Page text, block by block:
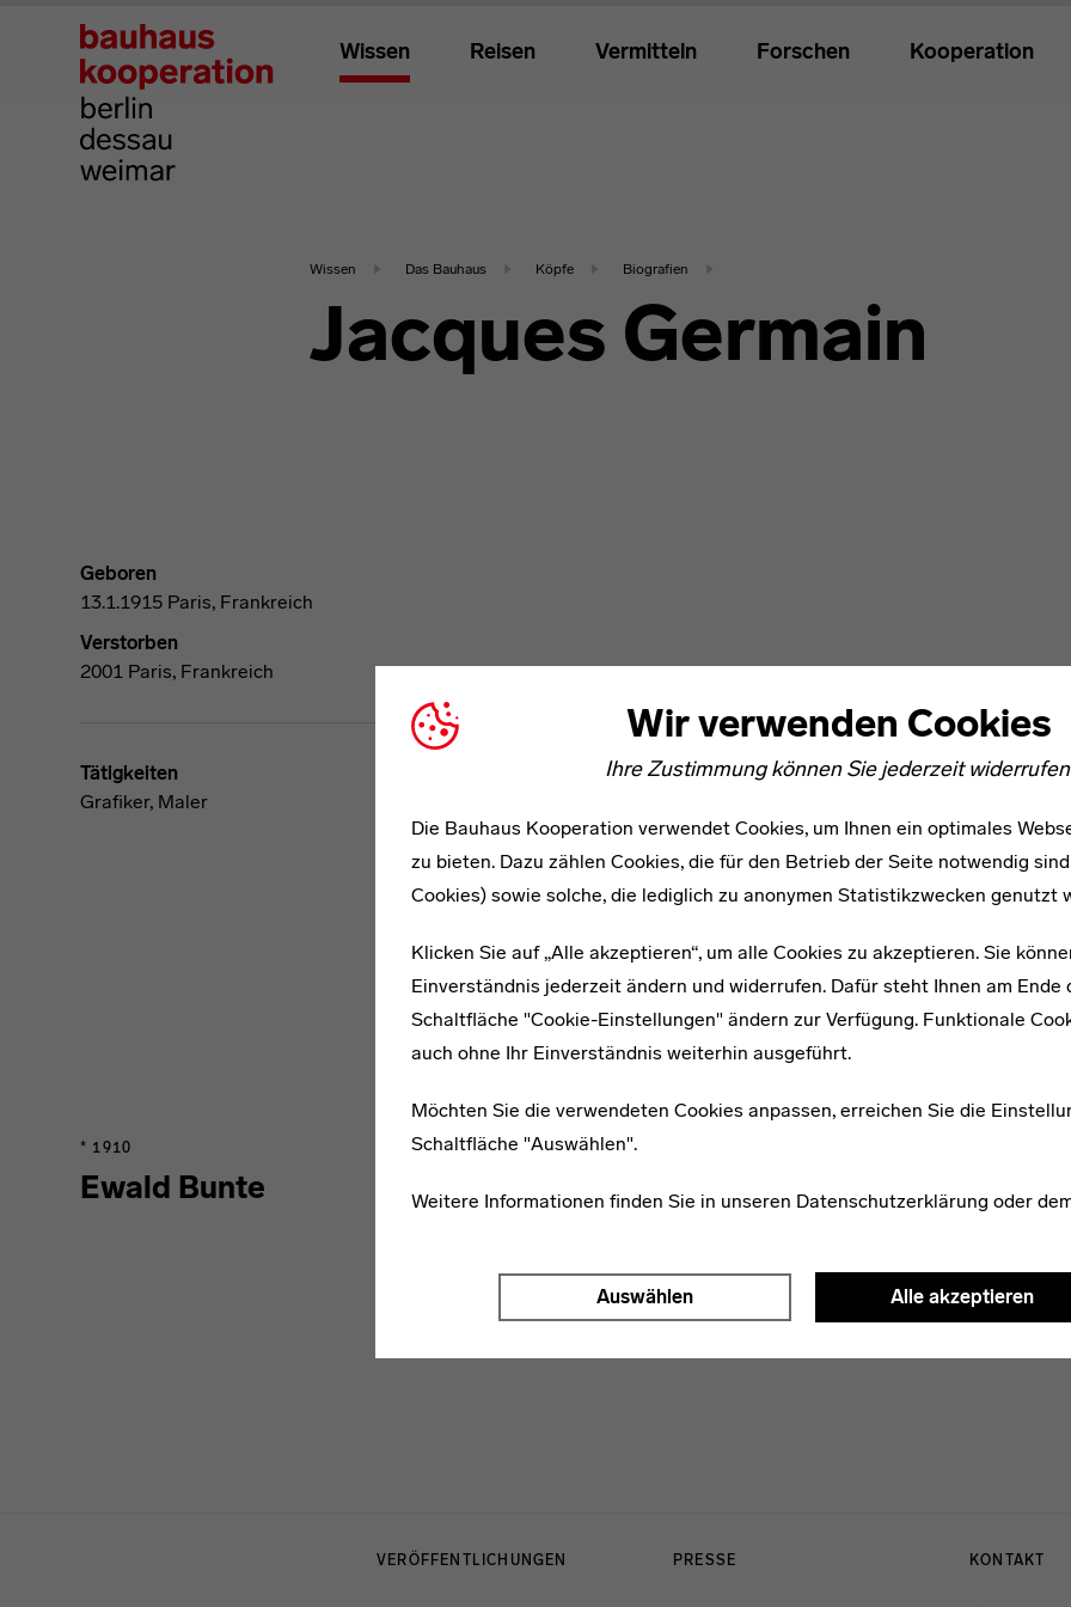
Wir verwenden Cookies
Ihre Zustimmung können Sie jederzeit
Die Bauhaus Kooperation verwendet Cookies, um Ihnen ein optimales
zu bieten. Dazu zählen Cookies, die für den Betrieb der Seite notwendig
Cookies) sowie solche, die lediglich zu anonymen Statistikzwecken genutzt
Klicken Sie auf „Alle akzeptieren“, um alle Cookies zu akzeptieren. Sie
Einverständnis jederzeit ändern und widerrufen. Dafür steht Ihnen am Ende
Schaltfläche "Cookie-Einstellungen" ändern zur Verfügung. Funktionale
auch ohne Ihr Einverständnis weiterhin ausgeführt.
Möchten Sie die verwendeten Cookies anpassen, erreichen Sie die
Schaltfläche "Auswählen".
Weitere Informationen finden Sie in unseren Datenschutzerklärung oder
Auswählen Alle akzeptieren
Wissen Reisen Vermitteln Forschen Kooperation
Wissen Das Bauhaus Köpfe Biografien
Jacques Germain
Geboren
13.1.1915 Paris, Frankreich
Verstorben
2001 Paris, Frankreich
Tätigkeiten
Grafiker, Maler
WEITERE ARTIKEL ZUM THEMA
Ewald Bunte
* 1910
Walter Hartstang
1910–1944
VERÖFFENTLICHUNGEN PRESSE KONTAKT